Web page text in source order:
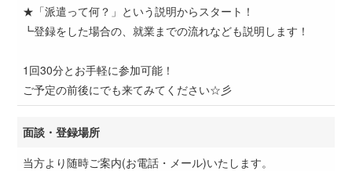
★「派遣って何？」という説明からスタート！
┗登録をした場合の、就業までの流れなども説明します！
1回30分とお手軽に参加可能！
ご予定の前後にでも来てみてください☆彡
面談・登録場所
当方より随時ご案内(お電話・メール)いたします。